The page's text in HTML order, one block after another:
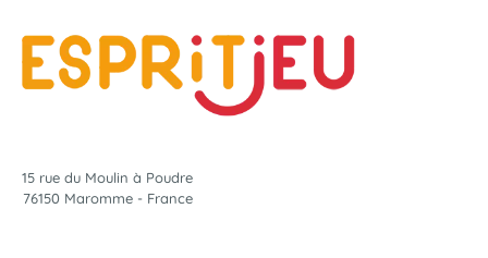
15 rue du Moulin à Poudre
76150 Maromme - France